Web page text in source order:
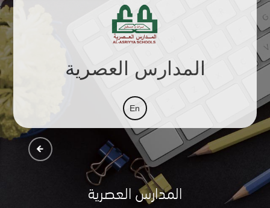
المدارس العصرية
المدارس العصرية